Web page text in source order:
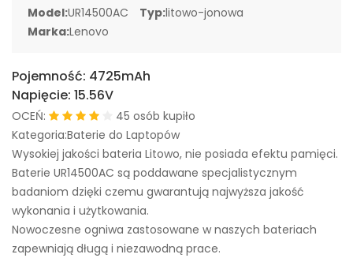
Model:UR14500AC Typ:litowo-jonowa
Marka:Lenovo
Pojemność: 4725mAh
Napięcie: 15.56V
OCEŃ:
45 osób kupiło
Kategoria:Baterie do Laptopów
Wysokiej jakości bateria Litowo, nie posiada efektu pamięci.
Baterie UR14500AC są poddawane specjalistycznym
badaniom dzięki czemu gwarantują najwyższa jakość
wykonania i użytkowania.
Nowoczesne ogniwa zastosowane w naszych bateriach
zapewniają długą i niezawodną prace.